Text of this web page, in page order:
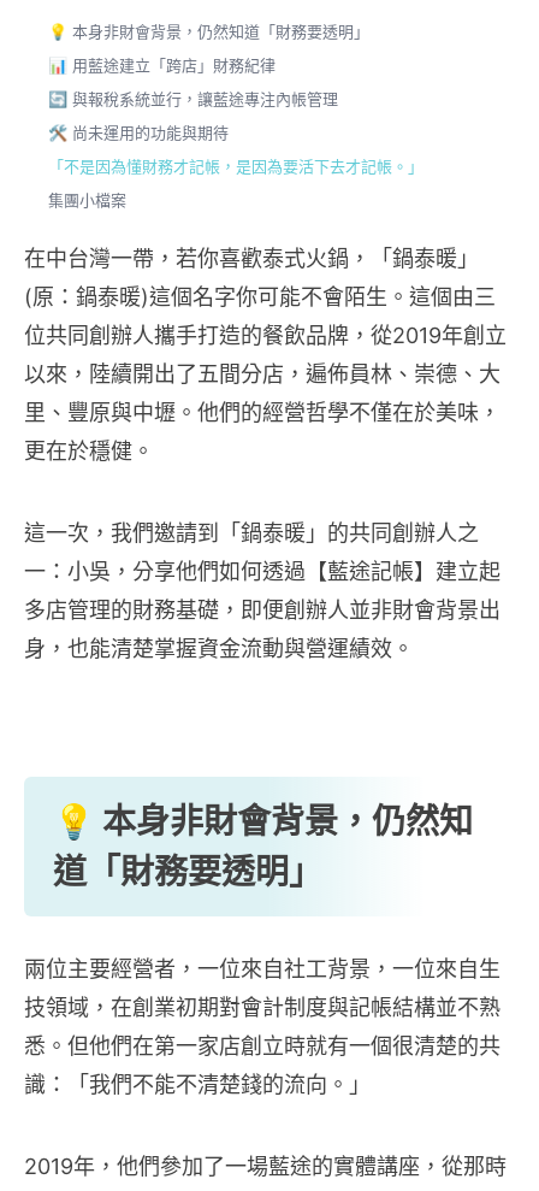
💡 本身非財會背景，仍然知道「財務要透明」
📊 用藍途建立「跨店」財務紀律
🔄 與報稅系統並行，讓藍途專注內帳管理
🛠️ 尚未運用的功能與期待
「不是因為懂財務才記帳，是因為要活下去才記帳。」
集團小檔案
在中台灣一帶，若你喜歡泰式火鍋，「鍋泰暖」
(原：鍋泰暖)這個名字你可能不會陌生。這個由三
位共同創辦人攜手打造的餐飲品牌，從2019年創立
以來，陸續開出了五間分店，遍佈員林、崇德、大
里、豐原與中壢。他們的經營哲學不僅在於美味，
更在於穩健。
這一次，我們邀請到「鍋泰暖」的共同創辦人之
一：小吳，分享他們如何透過【藍途記帳】建立起
多店管理的財務基礎，即便創辦人並非財會背景出
身，也能清楚掌握資金流動與營運績效。
💡 本身非財會背景，仍然知
道「財務要透明」
兩位主要經營者，一位來自社工背景，一位來自生
技領域，在創業初期對會計制度與記帳結構並不熟
悉。但他們在第一家店創立時就有一個很清楚的共
識：「我們不能不清楚錢的流向。」
2019年，他們參加了一場藍途的實體講座，從那時